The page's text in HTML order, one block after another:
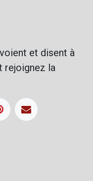
et disent à
rejoignez la